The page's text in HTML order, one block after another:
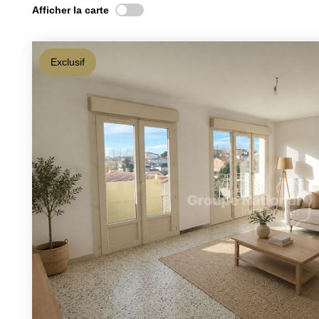
Afficher la carte
Exclusif